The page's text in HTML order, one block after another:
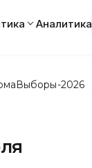
Аналитика
Выборы-2026